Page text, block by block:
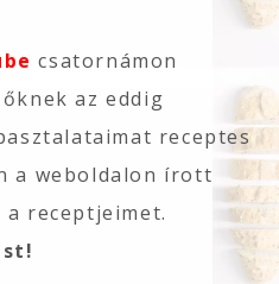
csatornámon
az eddig
receptes
a weboldalon írott
receptjeimet.